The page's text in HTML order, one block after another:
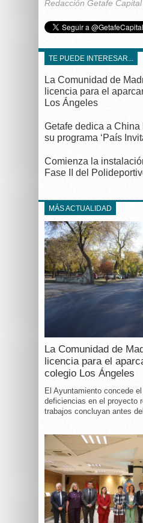
Redacción Getafe Capital
TE PUEDE INTERESAR...
La Comunidad de
licencia para el
Los Ángeles
Getafe dedica a
su programa ‘País
Comienza la
Fase II del
MÁS ACTUALIDAD
La Comunidad de
licencia para el
colegio Los Ángeles
El Ayuntamiento concede
deficiencias en el proyecto
trabajos concluyan antes